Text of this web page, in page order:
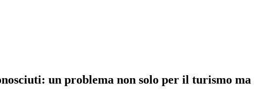
un problema non solo per il turismo ma